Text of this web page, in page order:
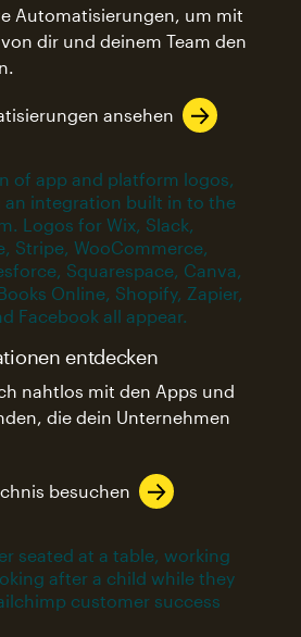
Automatisierungen, um mit
dir und deinem Team den
ansehen
entdecken
nahtlos mit den Apps und
die dein Unternehmen
besuchen